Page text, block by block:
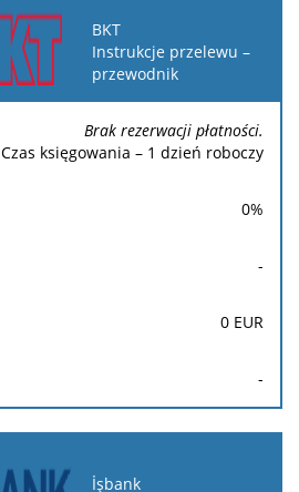
BKT
Instrukcje przelewu –
przewodnik
Brak rezerwacji płatności.
Czas księgowania – 1 dzień roboczy
0%
-
0 EUR
-
İşbank